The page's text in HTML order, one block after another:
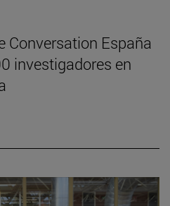
Conversation España
investigadores en